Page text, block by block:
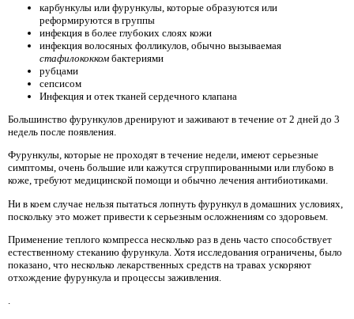
карбункулы или фурункулы, которые образуются или
реформируются в группы
инфекция в более глубоких слоях кожи
инфекция волосяных фолликулов, обычно вызываемая
стафилококком бактериями
рубцами
сепсисом
Инфекция и отек тканей сердечного клапана
Большинство фурункулов дренируют и заживают в течение от 2 дней до 3
недель после появления.
Фурункулы, которые не проходят в течение недели, имеют серьезные
симптомы, очень большие или кажутся сгруппированными или глубоко в
коже, требуют медицинской помощи и обычно лечения антибиотиками.
Ни в коем случае нельзя пытаться лопнуть фурункул в домашних условиях,
поскольку это может привести к серьезным осложнениям со здоровьем.
Применение теплого компресса несколько раз в день часто способствует
естественному стеканию фурункула. Хотя исследования ограничены, было
показано, что несколько лекарственных средств на травах ускоряют
отхождение фурункула и процессы заживления.
.